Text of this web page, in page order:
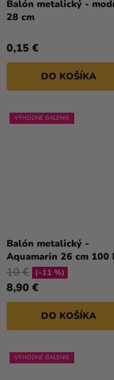
Balón metalický - modrý
28 cm
0,15 €
DO KOŠÍKA
VÝHODNÉ BALENIE
Balón metalický -
Aquamarin 26 cm 100
8,90 €
10 € (–11 %)
DO KOŠÍKA
VÝHODNÉ BALENIE